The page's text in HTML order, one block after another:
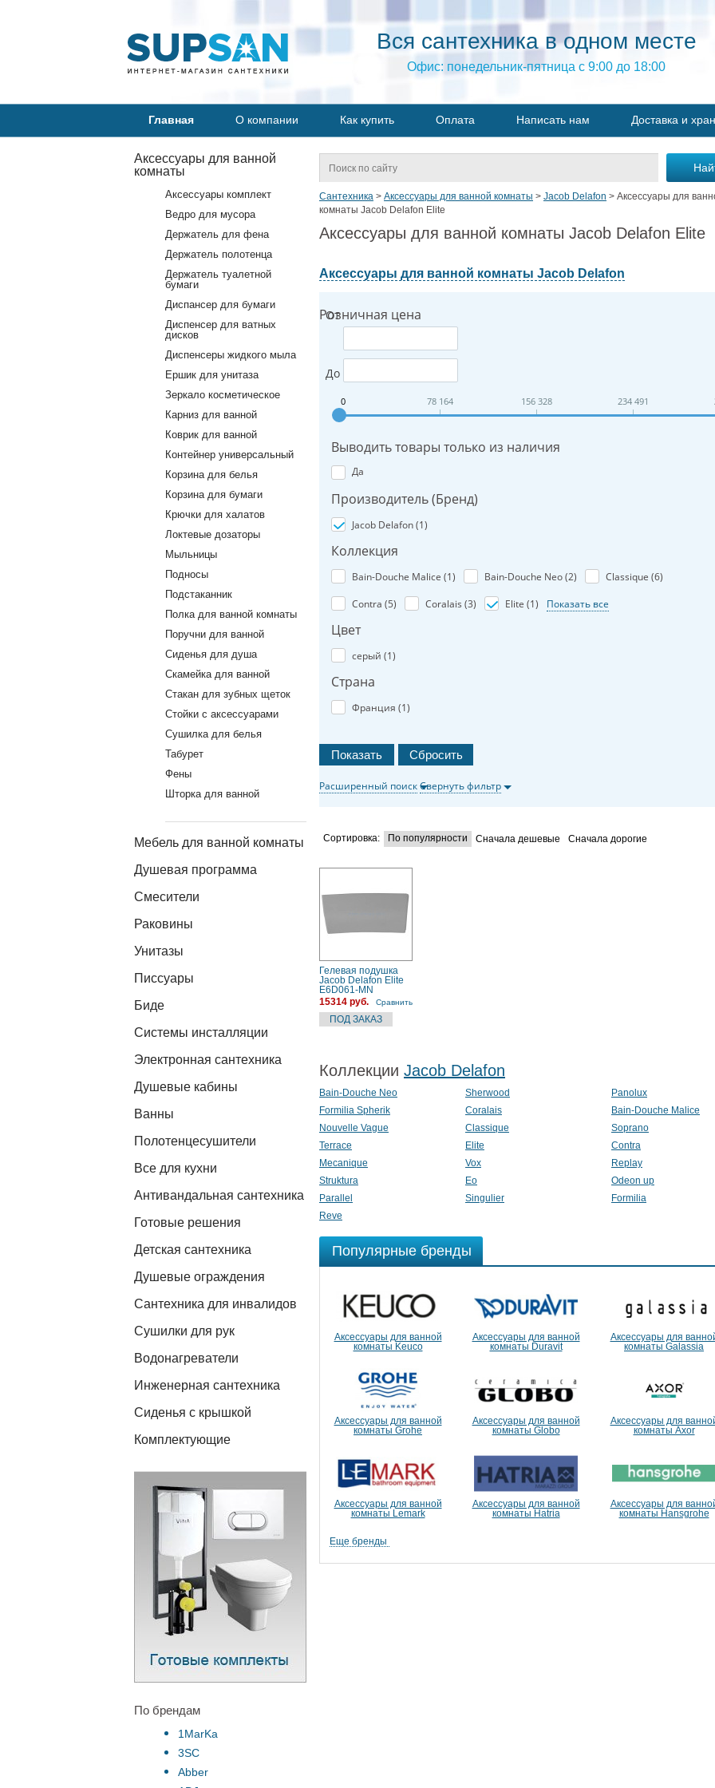
Вся сантехника в одном месте
Офис: понедельник-пятница с 9:00 до 18:00
Главная О компании Как купить Оплата Написать нам Доставка и
Аксессуары для ванной
комнаты
Аксессуары комплект
Ведро для мусора
Держатель для фена
Держатель полотенца
Держатель туалетной
бумаги
Диспансер для бумаги
Диспенсер для ватных
дисков
Диспенсеры жидкого мыла
Ершик для унитаза
Зеркало косметическое
Карниз для ванной
Коврик для ванной
Контейнер универсальный
Корзина для белья
Корзина для бумаги
Крючки для халатов
Локтевые дозаторы
Мыльницы
Подносы
Подстаканник
Полка для ванной комнаты
Поручни для ванной
Сиденья для душа
Скамейка для ванной
Стакан для зубных щеток
Стойки с аксессуарами
Сушилка для белья
Табурет
Фены
Шторка для ванной
Мебель для ванной комнаты
Душевая программа
Смесители
Раковины
Унитазы
Писсуары
Биде
Системы инсталляции
Электронная сантехника
Душевые кабины
Ванны
Полотенцесушители
Все для кухни
Антивандальная сантехника
Готовые решения
Детская сантехника
Душевые ограждения
Сантехника для инвалидов
Сушилки для рук
Водонагреватели
Инженерная сантехника
Сиденья с крышкой
Комплектующие
По брендам
1MarKa
3SC
Abber
Сантехника > Аксессуары для ванной комнаты > Jacob Delafon > Аксессуары для
комнаты Jacob Delafon Elite
Аксессуары для ванной комнаты Jacob Delafon Elite
Аксессуары для ванной комнаты Jacob Delafon
Розничная цена
От
До
0 78 164 156 328 234 491
Выводить товары только из наличия
Да
Производитель (Бренд)
Jacob Delafon (1)
Коллекция
Bain-Douche Malice (1) Bain-Douche Neo (2) Classique (6)
Contra (5) Coralais (3) Elite (1) Показать все
Цвет
серый (1)
Страна
Франция (1)
Расширенный поискСвернуть фильтр
Сортировка: По популярности Сначала дешевые Сначала дорогие
Гелевая подушка
Jacob Delafon Elite
E6D061-MN
15314 руб.
Сравнить
Коллекции Jacob Delafon
Bain-Douche Neo Sherwood
Panolux
Formilia Spherik
Coralais
Bain-Douche Malice
Nouvelle Vague
Classique
Soprano
Terrace
Elite
Contra
Mecanique
Vox
Replay
Struktura
Eo
Odeon up
Parallel
Singulier
Formilia
Reve
Популярные бренды
Аксессуары для ванной
комнаты Keuco
Аксессуары для ванной
комнаты Duravit
Аксессуары для
комнаты Galassia
Аксессуары для ванной
комнаты Grohe
Аксессуары для ванной
комнаты Globo
Аксессуары для
комнаты Axor
Аксессуары для ванной
комнаты Lemark
Аксессуары для ванной
комнаты Hatria
Аксессуары для
комнаты Hansgrohe
Еще бренды